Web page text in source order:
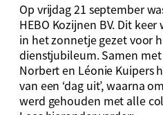
Op vrijdag 21 september
HEBO Kozijnen BV. Dit
in het zonnetje gezet voor
dienstjubileum. Samen
Norbert en Léonie Kuipers
van een ‘dag uit’, waarna
werd gehouden met alle